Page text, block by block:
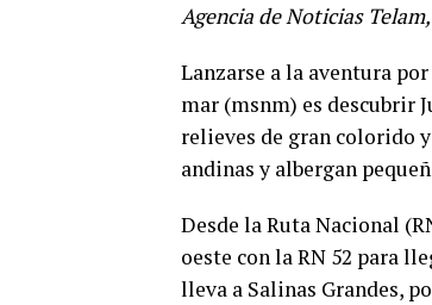
Agencia de Noticias
Lanzarse a la aventura
mar (msnm) es descubrir
relieves de gran colorido
andinas y albergan
Desde la Ruta Nacional
oeste con la RN 52 para
lleva a Salinas Grandes,